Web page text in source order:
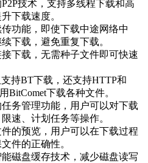
P2P技术，支持多线程下载和高
下载速度。
功能，即使下载中途网络中
下载，避免重复下载。
下载，无需种子文件即可快速
支持BT下载，还支持HTTP和
BitComet下载各种文件。
任务管理功能，用户可以对下载
速、计划任务等操作。
的预览，用户可以在下载过程
件的正确性。
能磁盘缓存技术，减少磁盘读写